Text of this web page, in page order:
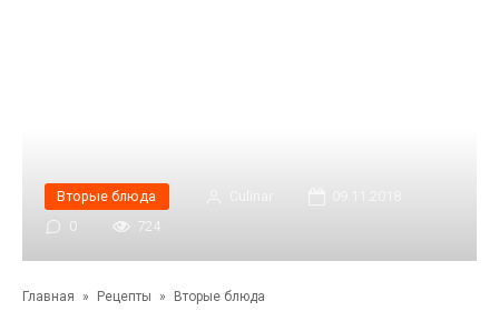
Вторые блюда
0
724
Главная » Рецепты » Вторые блюда